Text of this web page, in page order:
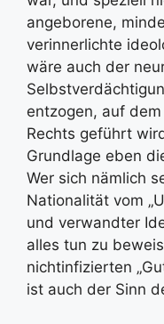
angeborene,
verinnerlichte
wäre auch der
entzogen, auf
Rechts geführt
Grundlage eben
Wer sich nämlich
Nationalität vom
und verwandter
alles tun zu
nichtinfizierten
ist auch der Sinn